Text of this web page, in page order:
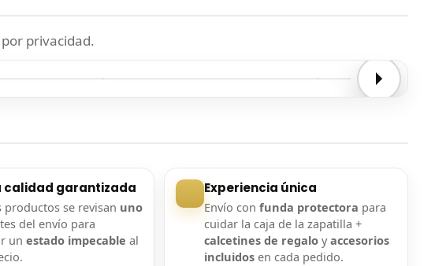
privacidad.
Entrega confirmada
calidad garantizada
productos se revisan uno
del envío para
un estado impecable al
Experiencia única
Envío confunda protectora para
cuidar la caja de la zapatilla +
calcetines de regalo yaccesorios
incluidos en cada pedido.